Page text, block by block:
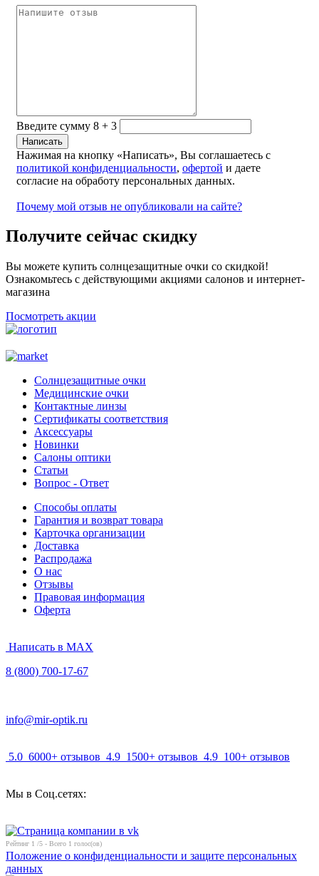
Введите сумму 8 + 3
Нажимая на кнопку «Написать», Вы соглашаетесь с
политикой конфиденциальности, офертой и даете
согласие на обработу персональных данных.
Почему мой отзыв не опубликовали на сайте?
Получите сейчас скидку
Вы можете купить солнцезащитные очки со скидкой!
Ознакомьтесь с действующими акциями салонов и интернет-
магазина
Посмотреть акции
Солнцезащитные очки
Медицинские очки
Контактные линзы
Сертификаты соответствия
Аксессуары
Новинки
Салоны оптики
Статьи
Вопрос - Ответ
Способы оплаты
Гарантия и возврат товара
Карточка организации
Доставка
Распродажа
О нас
Отзывы
Правовая информация
Оферта
Написать в MAX
8 (800) 700-17-67
info@mir-optik.ru
5.0 6000+ отзывов 4.9 1500+ отзывов 4.9 100+ отзывов
Мы в Соц.сетях:
Рейтинг 1 /5 - Всего 1 голос(ов)
Положение о конфиденциальности и защите персональных
данных